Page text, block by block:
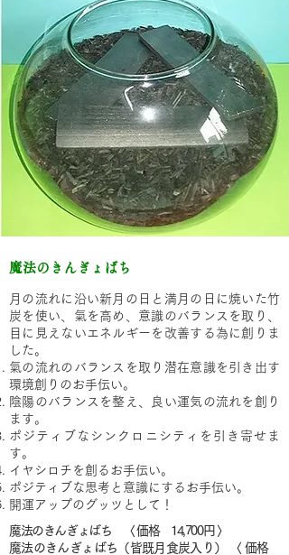
魔法のきんぎょばち
月の流れに沿い新月の日と満月の日に焼いた竹
炭を使い、氣を高め、意識のバランスを取り、
目に見えないエネルギーを改善する為に創りま
した。
氣の流れのバランスを取り潜在意識を引き出す
環境創りのお手伝い。
陰陽のバランスを整え、良い運気の流れを創り
ます。
ポジティブなシンクロニシティを引き寄せま
す。
イヤシロチを創るお手伝い。
ポジティブな思考と意識にするお手伝い。
開運アップのグッツとして！
魔法のきんぎょばち 〈 価格 14,700円 〉
魔法のきんぎょばち（皆既月食炭入り）
〈 価格